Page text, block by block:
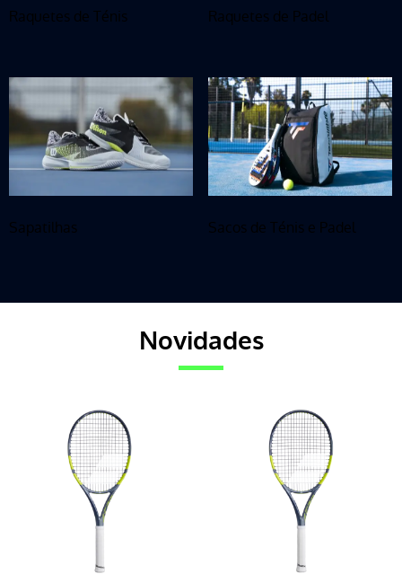
Raquetes de Ténis Raquetes de Padel
Sapatilhas Sacos de Ténis e Padel
Novidades